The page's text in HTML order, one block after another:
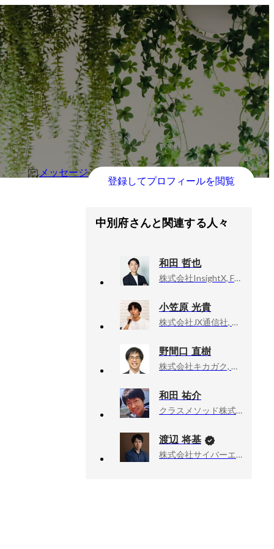
メッセージ
登録してプロフィールを閲覧
中別府さんと関連する人々
和田 哲也
株式会社InsightX, Forward Deployed Engineer
小笠原 光貴
株式会社JX通信社, CTO
野間口 直樹
株式会社キカガク, AI開発事業部
和田 祐介
クラスメソッド株式会社, エンジニア
渡辺 将基
株式会社サイバーエージェント, 新R25編集長